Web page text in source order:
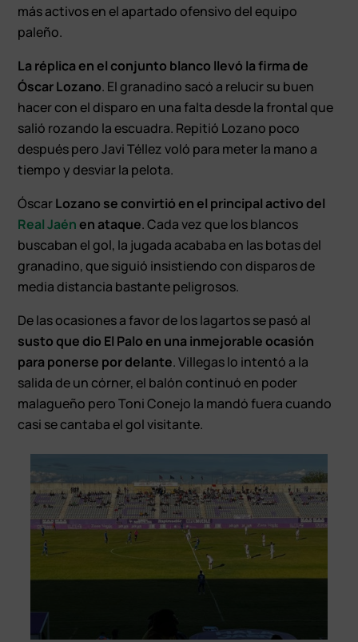
más activos en el apartado ofensivo del equipo
paleño.
La réplica en el conjunto blanco llevó la firma de
Óscar Lozano. El granadino sacó a relucir su buen
hacer con el disparo en una falta desde la frontal que
salió rozando la escuadra. Repitió Lozano poco
después pero Javi Téllez voló para meter la mano a
tiempo y desviar la pelota.
ÓscarLozano se convirtió en el principal activo del
Real Jaénen ataque. Cada vez que los blancos
buscaban el gol, la jugada acababa en las botas del
granadino, que siguió insistiendo con disparos de
media distancia bastante peligrosos.
De las ocasiones a favor de los lagartos se pasó al
susto que dio El Palo en una inmejorable ocasión
para ponerse por delante. Villegas lo intentó a la
salida de un córner, el balón continuó en poder
malagueño pero Toni Conejo la mandó fuera cuando
casi se cantaba el gol visitante.